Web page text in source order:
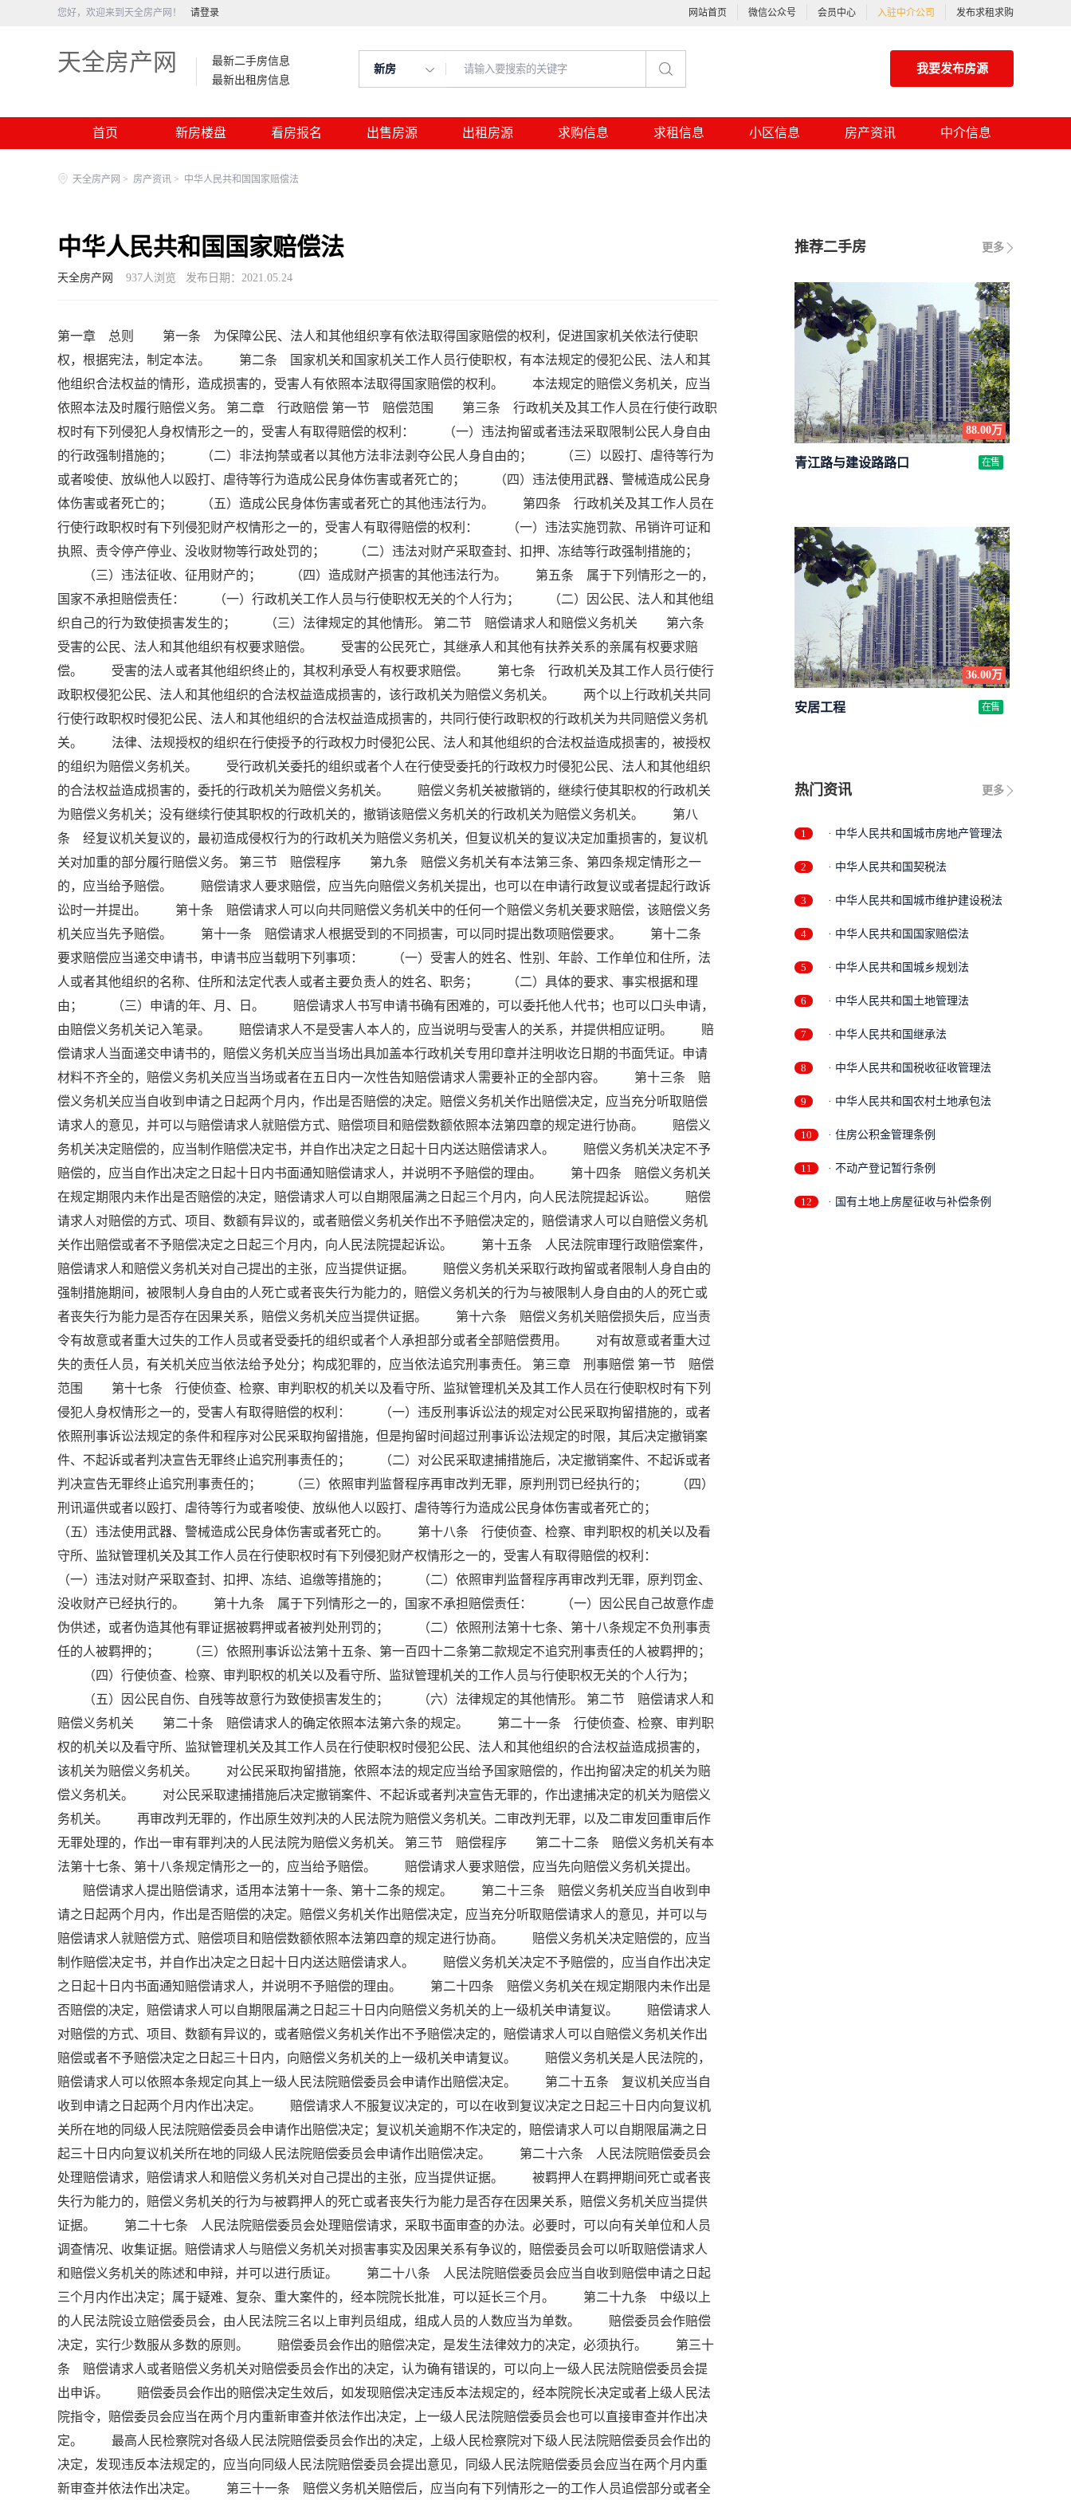
您好，欢迎来到天全房产网！ 请登录 网站首页 微信公众号 会员中心 入驻中介公司 发布求租求购
天全房产网
最新二手房信息
最新出租房信息
新房 我要发布房源
首页 新房楼盘 看房报名 出售房源 出租房源 求购信息 求租信息 小区信息 房产资讯 中介信息
天全房产网 > 房产资讯 > 中华人民共和国国家赔偿法
中华人民共和国国家赔偿法
天全房产网 937人浏览 发布日期：2021.05.24
第一章 总则 第一条 为保障公民、法人和其他组织享有依法取得国家赔偿的权利，促进国家机关依法行使职
权，根据宪法，制定本法。 第二条 国家机关和国家机关工作人员行使职权，有本法规定的侵犯公民、法人和其
他组织合法权益的情形，造成损害的，受害人有依照本法取得国家赔偿的权利。 本法规定的赔偿义务机关，应当
依照本法及时履行赔偿义务。 第二章 行政赔偿 第一节 赔偿范围 第三条 行政机关及其工作人员在行使行政职
权时有下列侵犯人身权情形之一的，受害人有取得赔偿的权利： （一）违法拘留或者违法采取限制公民人身自由
的行政强制措施的； （二）非法拘禁或者以其他方法非法剥夺公民人身自由的； （三）以殴打、虐待等行为
或者唆使、放纵他人以殴打、虐待等行为造成公民身体伤害或者死亡的； （四）违法使用武器、警械造成公民身
体伤害或者死亡的； （五）造成公民身体伤害或者死亡的其他违法行为。 第四条 行政机关及其工作人员在
行使行政职权时有下列侵犯财产权情形之一的，受害人有取得赔偿的权利： （一）违法实施罚款、吊销许可证和
执照、责令停产停业、没收财物等行政处罚的； （二）违法对财产采取查封、扣押、冻结等行政强制措施的；
（三）违法征收、征用财产的； （四）造成财产损害的其他违法行为。 第五条 属于下列情形之一的，
国家不承担赔偿责任： （一）行政机关工作人员与行使职权无关的个人行为； （二）因公民、法人和其他组
织自己的行为致使损害发生的； （三）法律规定的其他情形。 第二节 赔偿请求人和赔偿义务机关 第六条
受害的公民、法人和其他组织有权要求赔偿。 受害的公民死亡，其继承人和其他有扶养关系的亲属有权要求赔
偿。 受害的法人或者其他组织终止的，其权利承受人有权要求赔偿。 第七条 行政机关及其工作人员行使行
政职权侵犯公民、法人和其他组织的合法权益造成损害的，该行政机关为赔偿义务机关。 两个以上行政机关共同
行使行政职权时侵犯公民、法人和其他组织的合法权益造成损害的，共同行使行政职权的行政机关为共同赔偿义务机
关。 法律、法规授权的组织在行使授予的行政权力时侵犯公民、法人和其他组织的合法权益造成损害的，被授权
的组织为赔偿义务机关。 受行政机关委托的组织或者个人在行使受委托的行政权力时侵犯公民、法人和其他组织
的合法权益造成损害的，委托的行政机关为赔偿义务机关。 赔偿义务机关被撤销的，继续行使其职权的行政机关
为赔偿义务机关；没有继续行使其职权的行政机关的，撤销该赔偿义务机关的行政机关为赔偿义务机关。 第八
条 经复议机关复议的，最初造成侵权行为的行政机关为赔偿义务机关，但复议机关的复议决定加重损害的，复议机
关对加重的部分履行赔偿义务。 第三节 赔偿程序 第九条 赔偿义务机关有本法第三条、第四条规定情形之一
的，应当给予赔偿。 赔偿请求人要求赔偿，应当先向赔偿义务机关提出，也可以在申请行政复议或者提起行政诉
讼时一并提出。 第十条 赔偿请求人可以向共同赔偿义务机关中的任何一个赔偿义务机关要求赔偿，该赔偿义务
机关应当先予赔偿。 第十一条 赔偿请求人根据受到的不同损害，可以同时提出数项赔偿要求。 第十二条
要求赔偿应当递交申请书，申请书应当载明下列事项： （一）受害人的姓名、性别、年龄、工作单位和住所，法
人或者其他组织的名称、住所和法定代表人或者主要负责人的姓名、职务； （二）具体的要求、事实根据和理
由； （三）申请的年、月、日。 赔偿请求人书写申请书确有困难的，可以委托他人代书；也可以口头申请，
由赔偿义务机关记入笔录。 赔偿请求人不是受害人本人的，应当说明与受害人的关系，并提供相应证明。 赔
偿请求人当面递交申请书的，赔偿义务机关应当当场出具加盖本行政机关专用印章并注明收讫日期的书面凭证。申请
材料不齐全的，赔偿义务机关应当当场或者在五日内一次性告知赔偿请求人需要补正的全部内容。 第十三条 赔
偿义务机关应当自收到申请之日起两个月内，作出是否赔偿的决定。赔偿义务机关作出赔偿决定，应当充分听取赔偿
请求人的意见，并可以与赔偿请求人就赔偿方式、赔偿项目和赔偿数额依照本法第四章的规定进行协商。 赔偿义
务机关决定赔偿的，应当制作赔偿决定书，并自作出决定之日起十日内送达赔偿请求人。 赔偿义务机关决定不予
赔偿的，应当自作出决定之日起十日内书面通知赔偿请求人，并说明不予赔偿的理由。 第十四条 赔偿义务机关
在规定期限内未作出是否赔偿的决定，赔偿请求人可以自期限届满之日起三个月内，向人民法院提起诉讼。 赔偿
请求人对赔偿的方式、项目、数额有异议的，或者赔偿义务机关作出不予赔偿决定的，赔偿请求人可以自赔偿义务机
关作出赔偿或者不予赔偿决定之日起三个月内，向人民法院提起诉讼。 第十五条 人民法院审理行政赔偿案件，
赔偿请求人和赔偿义务机关对自己提出的主张，应当提供证据。 赔偿义务机关采取行政拘留或者限制人身自由的
强制措施期间，被限制人身自由的人死亡或者丧失行为能力的，赔偿义务机关的行为与被限制人身自由的人的死亡或
者丧失行为能力是否存在因果关系，赔偿义务机关应当提供证据。 第十六条 赔偿义务机关赔偿损失后，应当责
令有故意或者重大过失的工作人员或者受委托的组织或者个人承担部分或者全部赔偿费用。 对有故意或者重大过
失的责任人员，有关机关应当依法给予处分；构成犯罪的，应当依法追究刑事责任。 第三章 刑事赔偿 第一节 赔偿
范围 第十七条 行使侦查、检察、审判职权的机关以及看守所、监狱管理机关及其工作人员在行使职权时有下列
侵犯人身权情形之一的，受害人有取得赔偿的权利： （一）违反刑事诉讼法的规定对公民采取拘留措施的，或者
依照刑事诉讼法规定的条件和程序对公民采取拘留措施，但是拘留时间超过刑事诉讼法规定的时限，其后决定撤销案
件、不起诉或者判决宣告无罪终止追究刑事责任的； （二）对公民采取逮捕措施后，决定撤销案件、不起诉或者
判决宣告无罪终止追究刑事责任的； （三）依照审判监督程序再审改判无罪，原判刑罚已经执行的； （四）
刑讯逼供或者以殴打、虐待等行为或者唆使、放纵他人以殴打、虐待等行为造成公民身体伤害或者死亡的；
（五）违法使用武器、警械造成公民身体伤害或者死亡的。 第十八条 行使侦查、检察、审判职权的机关以及看
守所、监狱管理机关及其工作人员在行使职权时有下列侵犯财产权情形之一的，受害人有取得赔偿的权利：
（一）违法对财产采取查封、扣押、冻结、追缴等措施的； （二）依照审判监督程序再审改判无罪，原判罚金、
没收财产已经执行的。 第十九条 属于下列情形之一的，国家不承担赔偿责任： （一）因公民自己故意作虚
伪供述，或者伪造其他有罪证据被羁押或者被判处刑罚的； （二）依照刑法第十七条、第十八条规定不负刑事责
任的人被羁押的； （三）依照刑事诉讼法第十五条、第一百四十二条第二款规定不追究刑事责任的人被羁押的；
（四）行使侦查、检察、审判职权的机关以及看守所、监狱管理机关的工作人员与行使职权无关的个人行为；
（五）因公民自伤、自残等故意行为致使损害发生的； （六）法律规定的其他情形。 第二节 赔偿请求人和
赔偿义务机关 第二十条 赔偿请求人的确定依照本法第六条的规定。 第二十一条 行使侦查、检察、审判职
权的机关以及看守所、监狱管理机关及其工作人员在行使职权时侵犯公民、法人和其他组织的合法权益造成损害的，
该机关为赔偿义务机关。 对公民采取拘留措施，依照本法的规定应当给予国家赔偿的，作出拘留决定的机关为赔
偿义务机关。 对公民采取逮捕措施后决定撤销案件、不起诉或者判决宣告无罪的，作出逮捕决定的机关为赔偿义
务机关。 再审改判无罪的，作出原生效判决的人民法院为赔偿义务机关。二审改判无罪，以及二审发回重审后作
无罪处理的，作出一审有罪判决的人民法院为赔偿义务机关。 第三节 赔偿程序 第二十二条 赔偿义务机关有本
法第十七条、第十八条规定情形之一的，应当给予赔偿。 赔偿请求人要求赔偿，应当先向赔偿义务机关提出。
赔偿请求人提出赔偿请求，适用本法第十一条、第十二条的规定。 第二十三条 赔偿义务机关应当自收到申
请之日起两个月内，作出是否赔偿的决定。赔偿义务机关作出赔偿决定，应当充分听取赔偿请求人的意见，并可以与
赔偿请求人就赔偿方式、赔偿项目和赔偿数额依照本法第四章的规定进行协商。 赔偿义务机关决定赔偿的，应当
制作赔偿决定书，并自作出决定之日起十日内送达赔偿请求人。 赔偿义务机关决定不予赔偿的，应当自作出决定
之日起十日内书面通知赔偿请求人，并说明不予赔偿的理由。 第二十四条 赔偿义务机关在规定期限内未作出是
否赔偿的决定，赔偿请求人可以自期限届满之日起三十日内向赔偿义务机关的上一级机关申请复议。 赔偿请求人
对赔偿的方式、项目、数额有异议的，或者赔偿义务机关作出不予赔偿决定的，赔偿请求人可以自赔偿义务机关作出
赔偿或者不予赔偿决定之日起三十日内，向赔偿义务机关的上一级机关申请复议。 赔偿义务机关是人民法院的，
赔偿请求人可以依照本条规定向其上一级人民法院赔偿委员会申请作出赔偿决定。 第二十五条 复议机关应当自
收到申请之日起两个月内作出决定。 赔偿请求人不服复议决定的，可以在收到复议决定之日起三十日内向复议机
关所在地的同级人民法院赔偿委员会申请作出赔偿决定；复议机关逾期不作决定的，赔偿请求人可以自期限届满之日
起三十日内向复议机关所在地的同级人民法院赔偿委员会申请作出赔偿决定。 第二十六条 人民法院赔偿委员会
处理赔偿请求，赔偿请求人和赔偿义务机关对自己提出的主张，应当提供证据。 被羁押人在羁押期间死亡或者丧
失行为能力的，赔偿义务机关的行为与被羁押人的死亡或者丧失行为能力是否存在因果关系，赔偿义务机关应当提供
证据。 第二十七条 人民法院赔偿委员会处理赔偿请求，采取书面审查的办法。必要时，可以向有关单位和人员
调查情况、收集证据。赔偿请求人与赔偿义务机关对损害事实及因果关系有争议的，赔偿委员会可以听取赔偿请求人
和赔偿义务机关的陈述和申辩，并可以进行质证。 第二十八条 人民法院赔偿委员会应当自收到赔偿申请之日起
三个月内作出决定；属于疑难、复杂、重大案件的，经本院院长批准，可以延长三个月。 第二十九条 中级以上
的人民法院设立赔偿委员会，由人民法院三名以上审判员组成，组成人员的人数应当为单数。 赔偿委员会作赔偿
决定，实行少数服从多数的原则。 赔偿委员会作出的赔偿决定，是发生法律效力的决定，必须执行。 第三十
条 赔偿请求人或者赔偿义务机关对赔偿委员会作出的决定，认为确有错误的，可以向上一级人民法院赔偿委员会提
出申诉。 赔偿委员会作出的赔偿决定生效后，如发现赔偿决定违反本法规定的，经本院院长决定或者上级人民法
院指令，赔偿委员会应当在两个月内重新审查并依法作出决定，上一级人民法院赔偿委员会也可以直接审查并作出决
定。 最高人民检察院对各级人民法院赔偿委员会作出的决定，上级人民检察院对下级人民法院赔偿委员会作出的
决定，发现违反本法规定的，应当向同级人民法院赔偿委员会提出意见，同级人民法院赔偿委员会应当在两个月内重
新审查并依法作出决定。 第三十一条 赔偿义务机关赔偿后，应当向有下列情形之一的工作人员追偿部分或者全
更多
推荐二手房
88.00万
青江路与建设路路口 在售
36.00万
安居工程 在售
更多
热门资讯
1 · 中华人民共和国城市房地产管理法
2 · 中华人民共和国契税法
3 · 中华人民共和国城市维护建设税法
4 · 中华人民共和国国家赔偿法
5 · 中华人民共和国城乡规划法
6 · 中华人民共和国土地管理法
7 · 中华人民共和国继承法
8 · 中华人民共和国税收征收管理法
9 · 中华人民共和国农村土地承包法
10 · 住房公积金管理条例
11 · 不动产登记暂行条例
12 · 国有土地上房屋征收与补偿条例